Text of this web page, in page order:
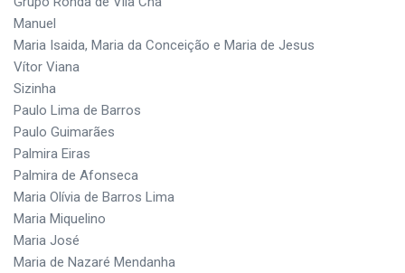
Manuel
Maria Isaida, Maria da Conceição e Maria de Jesus
Vítor Viana
Sizinha
Paulo Lima de Barros
Paulo Guimarães
Palmira Eiras
Palmira de Afonseca
Maria Olívia de Barros Lima
Maria Miquelino
Maria José
Maria de Nazaré Mendanha